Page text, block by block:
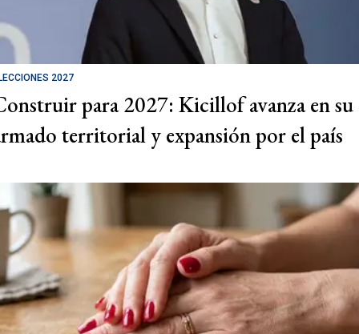
2027
para 2027: Kicillof avanza en su
territorial y expansión por el país